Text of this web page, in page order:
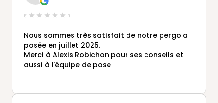
Nous sommes très satisfait de notre pergola
posée en juillet 2025.
Merci à Alexis Robichon pour ses conseils et
aussi à l'équipe de pose